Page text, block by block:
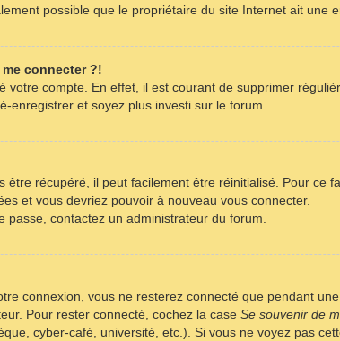
possible que le propriétaire du site Internet ait une
connecter ?!
votre compte. En effet, il est courant de supprimer
enregistrer et soyez plus investi sur le forum.
récupéré, il peut facilement être réinitialisé. Pour ce
et vous devriez pouvoir à nouveau vous connecter.
passe, contactez un administrateur du forum.
connexion, vous ne resterez connecté que pendant
Pour rester connecté, cochez la case Se souvenir de
cyber-café, université, etc.). Si vous ne voyez pas